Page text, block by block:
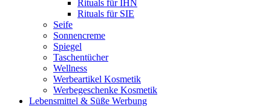
Rituals für IHN
Rituals für SIE
Seife
Sonnencreme
Spiegel
Taschentücher
Wellness
Werbeartikel Kosmetik
Werbegeschenke Kosmetik
Lebensmittel & Süße Werbung